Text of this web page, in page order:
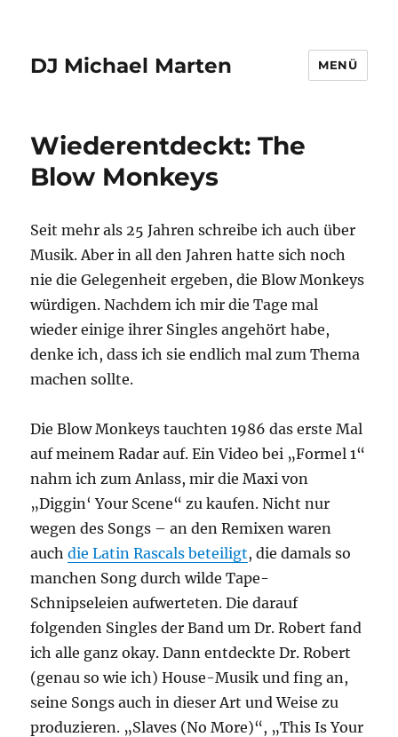
DJ Michael Marten MENÜ
Wiederentdeckt: The
Blow Monkeys
Seit mehr als 25 Jahren schreibe ich auch über
Musik. Aber in all den Jahren hatte sich noch
nie die Gelegenheit ergeben, die Blow Monkeys
würdigen. Nachdem ich mir die Tage mal
wieder einige ihrer Singles angehört habe,
denke ich, dass ich sie endlich mal zum Thema
machen sollte.
Die Blow Monkeys tauchten 1986 das erste Mal
auf meinem Radar auf. Ein Video bei „Formel 1“
nahm ich zum Anlass, mir die Maxi von
„Diggin‘ Your Scene“ zu kaufen. Nicht nur
wegen des Songs – an den Remixen waren
auchdie Latin Rascals beteiligt, die damals so
manchen Song durch wilde Tape-
Schnipseleien aufwerteten. Die darauf
folgenden Singles der Band um Dr. Robert fand
ich alle ganz okay. Dann entdeckte Dr. Robert
(genau so wie ich) House-Musik und fing an,
seine Songs auch in dieser Art und Weise zu
produzieren. „Slaves (No More)“, „This Is Your